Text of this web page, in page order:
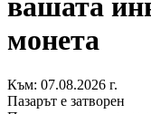
монета
Към: 07.08.2026 г.
Пазарът е затворен